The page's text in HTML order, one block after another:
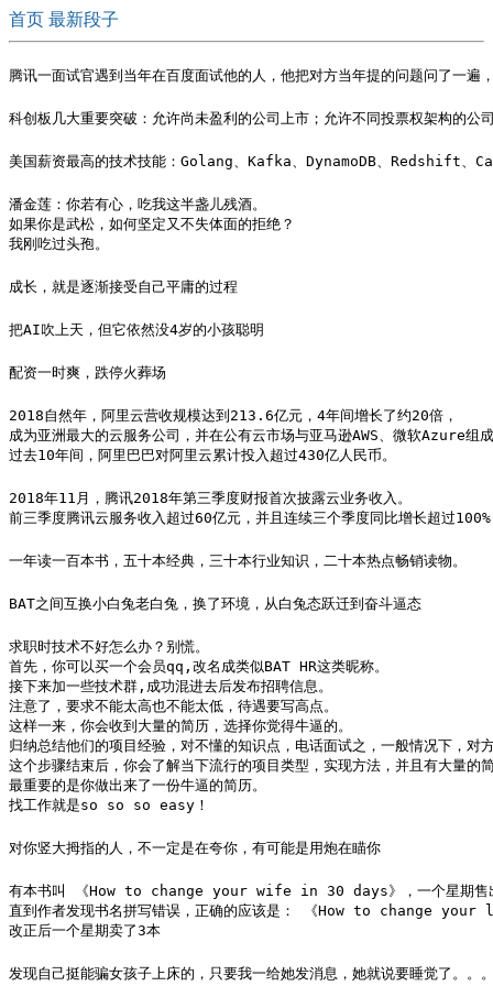
首页 最新段子
腾讯一面试官遇到当年在百度面试他的人，他把对方当年提的问题问了一
科创板几大重要突破：允许尚未盈利的公司上市；允许不同投票权架构的
美国薪资最高的技术技能：Golang、Kafka、DynamoDB、
潘金莲：你若有心，吃我这半盏儿残酒。
如果你是武松，如何坚定又不失体面的拒绝？
我刚吃过头孢。
成长，就是逐渐接受自己平庸的过程 ​​​​
把AI吹上天，但它依然没4岁的小孩聪明
配资一时爽，跌停火葬场
2018自然年，阿里云营收规模达到213.6亿元，4年间增长了约20倍，
成为亚洲最大的云服务公司，并在公有云市场与亚马逊AWS、微软Azure组
过去10年间，阿里巴巴对阿里云累计投入超过430亿人民币。
2018年11月，腾讯2018年第三季度财报首次披露云业务收入。
前三季度腾讯云服务收入超过60亿元，并且连续三个季度同比增长超过
一年读一百本书，五十本经典，三十本行业知识，二十本热点畅销读物。
BAT之间互换小白兔老白兔，换了环境，从白兔态跃迁到奋斗逼态
求职时技术不好怎么办？别慌。
首先，你可以买一个会员qq,改名成类似BAT HR这类昵称。
接下来加一些技术群,成功混进去后发布招聘信息。
注意了，要求不能太高也不能太低，待遇要写高点。
这样一来，你会收到大量的简历，选择你觉得牛逼的。
归纳总结他们的项目经验，对不懂的知识点，电话面试之，一般情况下，对
这个步骤结束后，你会了解当下流行的项目类型，实现方法，并且有大量的
最重要的是你做出来了一份牛逼的简历。
找工作就是so so so easy！
对你竖大拇指的人，不一定是在夸你，有可能是用炮在瞄你
有本书叫 《How to change your wife in 30 days》，一个星期售
直到作者发现书名拼写错误，正确的应该是： 《How to change
改正后一个星期卖了3本
发现自己挺能骗女孩子上床的，只要我一给她发消息，她就说要睡觉了。。